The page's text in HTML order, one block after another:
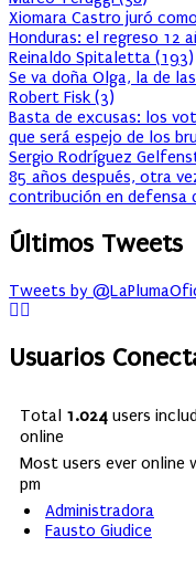
Xiomara Castro juró
Honduras: el regreso 12
Reinaldo Spitaletta (193)
Se va doña Olga, la de
Robert Fisk (3)
Basta de excusas: los
que será espejo de los
Sergio Rodríguez
85 años después, otra
contribución en defensa
Últimos Tweets
Tweets by
Usuarios
Total 1.024 users
online
Most users ever online
pm
Administradora
Fausto Giudice